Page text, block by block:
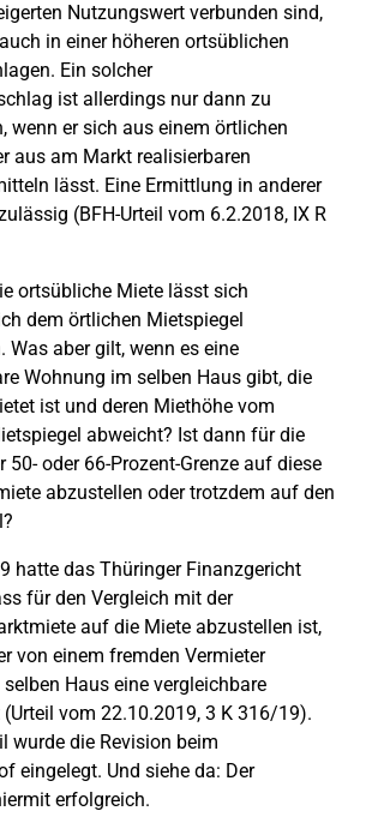
Nutzungswert verbunden sind,
in einer höheren ortsüblichen
Ein solcher
ist allerdings nur dann zu
wenn er sich aus einem örtlichen
aus am Markt realisierbaren
lässt. Eine Ermittlung in anderer
(BFH-Urteil vom 6.2.2018, IX R
ortsübliche Miete lässt sich
dem örtlichen Mietspiegel
Was aber gilt, wenn es eine
Wohnung im selben Haus gibt, die
ist und deren Miethöhe vom
abweicht? Ist dann für die
50- oder 66-Prozent-Grenze auf diese
abzustellen oder trotzdem auf den
hatte das Thüringer Finanzgericht
für den Vergleich mit der
auf die Miete abzustellen ist,
von einem fremden Vermieter
Haus eine vergleichbare
vom 22.10.2019, 3 K 316/19).
wurde die Revision beim
eingelegt. Und siehe da: Der
erfolgreich.